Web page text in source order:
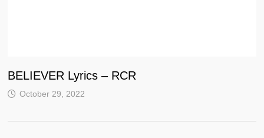
BELIEVER Lyrics – RCR
October 29, 2022